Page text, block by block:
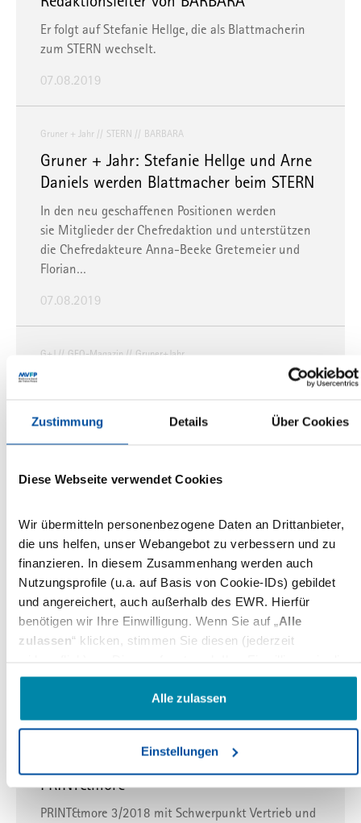
Zustimmung Details Über Cookies
Diese Webseite verwendet Cookies
Wir übermitteln personenbezogene Daten an Drittanbieter,
die uns helfen, unser Webangebot zu verbessern und zu
finanzieren. In diesem Zusammenhang werden auch
Nutzungsprofile (u.a. auf Basis von Cookie-IDs) gebildet
und angereichert, auch außerhalb des EWR. Hierfür
benötigen wir Ihre Einwilligung. Wenn Sie auf „ Alle
zulassen“ klicken, stimmen Sie diesen (jederzeit
Übermittlung bestimmter personenbezogener Daten in
Drittländer, u.a. die USA, nach Art. 49(1) (a) DSGVO. Die
betreffenden Drittländer, insb. die USA, weisen im Zweifel
genießen. Das kann Nachteile wie eine erschwerte
Durchsetzung von Betroffenenrechten, eine fehlende
Kontrolle der Weiterverarbeitung und Übermittlung der Daten
oder Zugriffe auf die Daten durch staatliche Stellen, insb.
Alle zulassen
Einstellungen
Er folgt auf Stefanie Hellge, die als Blattmacherin
zum STERN wechselt.
07.08.2019
Gruner + Jahr STERN BARBARA
Gruner + Jahr: Stefanie Hellge und Arne
Daniels werden Blattmacher beim STERN
In den neu geschaffenen Positionen werden
sie Mitglieder der Chefredaktion und unterstützen
die Chefredakteure Anna-Beeke Gretemeier und
Florian…
07.08.2019
G+J GEO-Magazin Gruner+Jahr
GEO-Reisemagazin: Markus Wolff wird
GEO-Chefredakteur Christoph Kucklick übernimmt
als Herausgeber
12.12.2018
Gruner + Jahr
Gruner + Jahr: Christian Krug wird
Chefredakteur Neue Geschäftsfelder
Für diese Aufgabe verlässt Krug nach knapp
viereinhalb Jahren die STERN-Chefredaktion zum 1.
11.12.2018
Ein Blick in die Zukunft mit der neuen
PRINT&more
PRINT&more 3/2018 mit Schwerpunkt Vertrieb und